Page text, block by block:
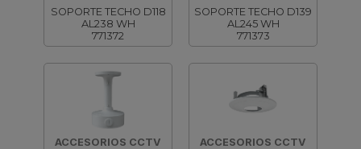
SOPORTE TECHO D118
AL238 WH
771372
SOPORTE TECHO D139
AL245 WH
771373
ACCESORIOS CCTV
ACCESORIOS CCTV